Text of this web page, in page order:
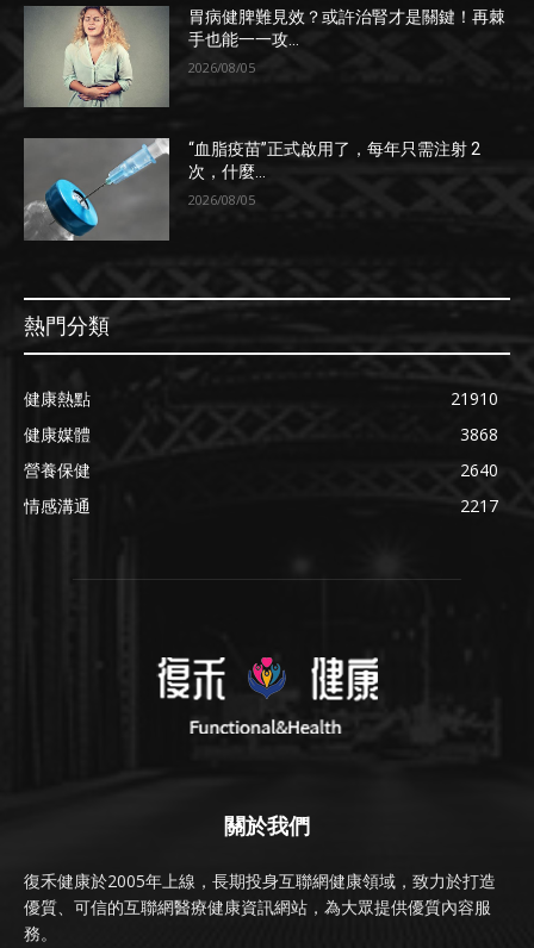
胃病健脾難見效？或許治腎才是關鍵！再棘
手也能一一攻...
2026/08/05
“血脂疫苗”正式啟用了，每年只需注射 2
次，什麼...
2026/08/05
熱門分類
健康熱點
21910
健康媒體
3868
營養保健
2640
情感溝通
2217
關於我們
復禾健康於2005年上線，長期投身互聯網健康領域，致力於打造
優質、可信的互聯網醫療健康資訊網站，為大眾提供優質內容服
務。